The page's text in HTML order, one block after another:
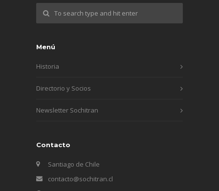
Menú
Historia
Directorio y Socios
Newsletter Sochitran
Contacto
Santiago de Chile
contacto@sochitran.cl